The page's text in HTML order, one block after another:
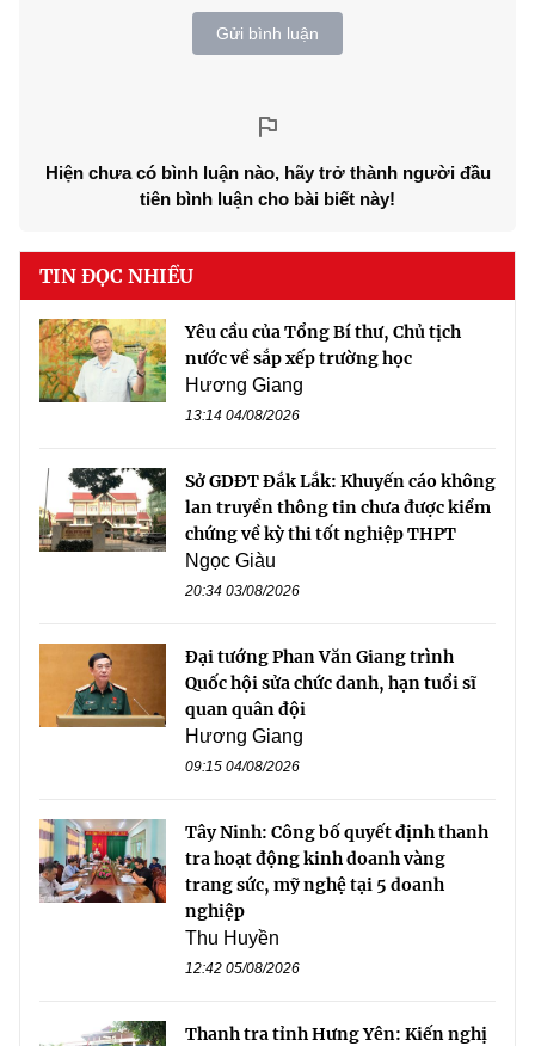
Gửi bình luận
Hiện chưa có bình luận nào, hãy trở thành người đầu
tiên bình luận cho bài biết này!
TIN ĐỌC NHIỀU
Yêu cầu của Tổng Bí thư, Chủ tịch
nước về sắp xếp trường học
Hương Giang
13:14 04/08/2026
Sở GDĐT Đắk Lắk: Khuyến cáo không
lan truyền thông tin chưa được kiểm
chứng về kỳ thi tốt nghiệp THPT
Ngọc Giàu
20:34 03/08/2026
Đại tướng Phan Văn Giang trình
Quốc hội sửa chức danh, hạn tuổi sĩ
quan quân đội
Hương Giang
09:15 04/08/2026
Tây Ninh: Công bố quyết định thanh
tra hoạt động kinh doanh vàng
trang sức, mỹ nghệ tại 5 doanh
nghiệp
Thu Huyền
12:42 05/08/2026
Thanh tra tỉnh Hưng Yên: Kiến nghị